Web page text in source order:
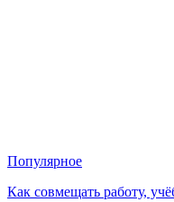
Популярное
Как совмещать работу,